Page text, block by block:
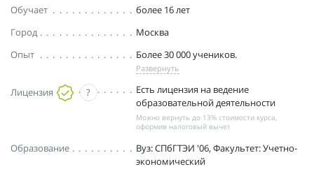
Обучает
более 16 лет
Город
Москва
Опыт
Более 30 000 учеников.
Развернуть
Лицензия ?
Есть лицензия на ведение
образовательной деятельности
Можно вернуть до 13% стоимости курса,
оформив налоговый вычет
Образование
Вуз: СПбГТЭИ '06, Факультет: Учетно-
экономический